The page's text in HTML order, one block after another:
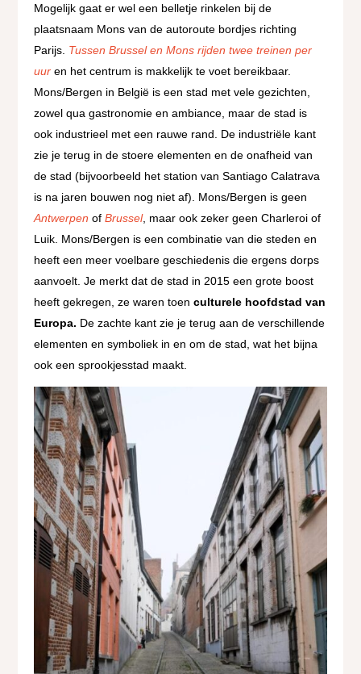
Mogelijk gaat er wel een belletje rinkelen bij de
plaatsnaam Mons van de autoroute bordjes richting
Parijs. Tussen Brussel en Mons rijden twee treinen per
uur en het centrum is makkelijk te voet bereikbaar.
Mons/Bergen in België is een stad met vele gezichten,
zowel qua gastronomie en ambiance, maar de stad is
ook industrieel met een rauwe rand. De industriële kant
zie je terug in de stoere elementen en de onafheid van
de stad (bijvoorbeeld het station van Santiago Calatrava
is na jaren bouwen nog niet af). Mons/Bergen is geen
Antwerpen ofBrussel, maar ook zeker geen Charleroi of
Luik. Mons/Bergen is een combinatie van die steden en
heeft een meer voelbare geschiedenis die ergens dorps
aanvoelt. Je merkt dat de stad in 2015 een grote boost
heeft gekregen, ze waren toenculturele hoofdstad van
Europa. De zachte kant zie je terug aan de verschillende
elementen en symboliek in en om de stad, wat het bijna
ook een sprookjesstad maakt.